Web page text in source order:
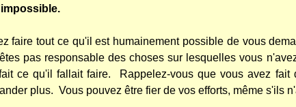
faire tout ce qu'il est humainement possible de vous
pas responsable des choses sur lesquelles vous
ce qu'il fallait faire.
Rappelez-vous que vous avez
plus. Vous pouvez être fier de vos efforts, même s'ils